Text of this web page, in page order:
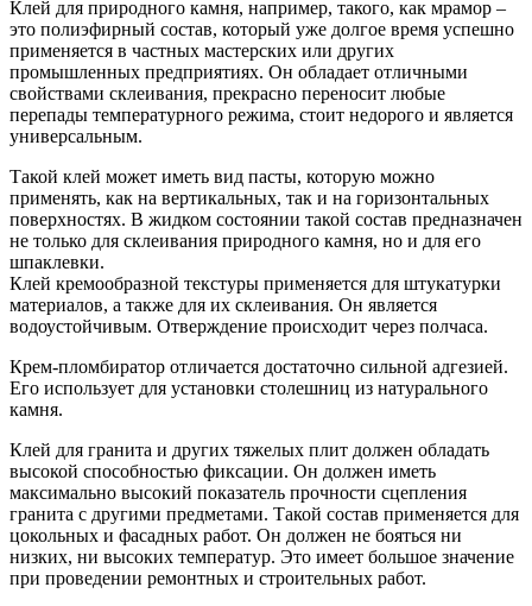
Клей для природного камня, например, такого, как мрамор –
это полиэфирный состав, который уже долгое время успешно
применяется в частных мастерских или других
промышленных предприятиях. Он обладает отличными
свойствами склеивания, прекрасно переносит любые
перепады температурного режима, стоит недорого и является
универсальным.
Такой клей может иметь вид пасты, которую можно
применять, как на вертикальных, так и на горизонтальных
поверхностях. В жидком состоянии такой состав предназначен
не только для склеивания природного камня, но и для его
шпаклевки.
Клей кремообразной текстуры применяется для штукатурки
материалов, а также для их склеивания. Он является
водоустойчивым. Отверждение происходит через полчаса.
Крем-пломбиратор отличается достаточно сильной адгезией.
Его использует для установки столешниц из натурального
камня.
Клей для гранита и других тяжелых плит должен обладать
высокой способностью фиксации. Он должен иметь
максимально высокий показатель прочности сцепления
гранита с другими предметами. Такой состав применяется для
цокольных и фасадных работ. Он должен не бояться ни
низких, ни высоких температур. Это имеет большое значение
при проведении ремонтных и строительных работ.